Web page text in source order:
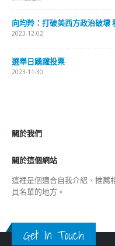
向均羚：打破美西方政治破壞
2023-12-02
選舉日踴躍投票
2023-11-30
關於我們
關於這個網站
這裡是個適合自我介紹、推薦
員名單的地方。
Get In Touch